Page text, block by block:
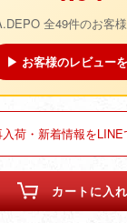
全49件のお客
▶ お客様のレビュー
荷・新着情報をLINE
カートに入